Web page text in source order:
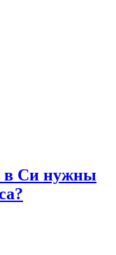
в Си нужны